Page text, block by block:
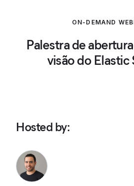
ON-DEMAND
Palestra de
visão do Elastic
Hosted by: